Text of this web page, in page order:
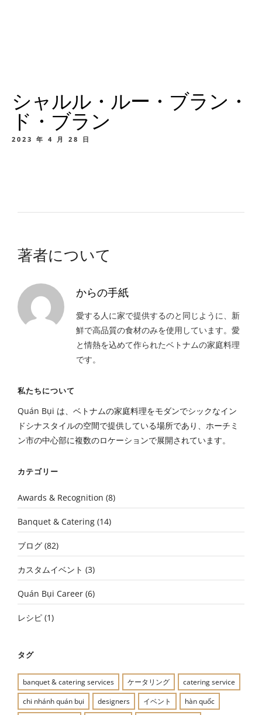
シャルル・ルー・ブラン・
ド・ブラン
2023 年 4 月 28 日
著者について
からの手紙
愛する人に家で提供するのと同じように、新
鮮で高品質の食材のみを使用しています。愛
と情熱を込めて作られたベトナムの家庭料理
です。
私たちについて
Quán Bụi は、ベトナムの家庭料理をモダンでシックなイン
ドシナスタイルの空間で提供している場所であり、ホーチミ
ン市の中心部に複数のロケーションで展開されています。
カテゴリー
Awards & Recognition (8)
Banquet & Catering (14)
ブログ (82)
カスタムイベント (3)
Quán Bụi Career (6)
レシピ (1)
タグ
banquet & catering services ケータリング
catering service
chi nhánh quán bụi
designers イベント
hàn quốc